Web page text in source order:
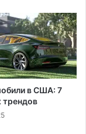
в США: 7
трендов